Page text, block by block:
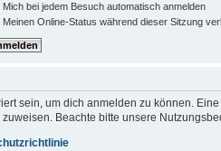
Mich bei jedem Besuch automatisch anmelden
Meinen Online-Status während dieser Sitzung
sein, um dich anmelden zu können.
Beachte bitte unsere